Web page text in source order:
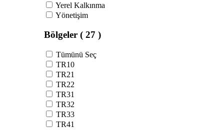
Yerel Kalkınma
Yönetişim
Bölgeler ( 27 )
Tümünü Seç
TR10
TR21
TR22
TR31
TR32
TR33
TR41